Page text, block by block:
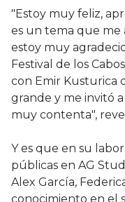
"Estoy muy feliz,
es un tema que me
estoy muy
Festival de los
con Emir Kusturica
grande y me invitó
muy contenta",
Y es que en su
públicas en AG
Alex García,
conocimiento en el